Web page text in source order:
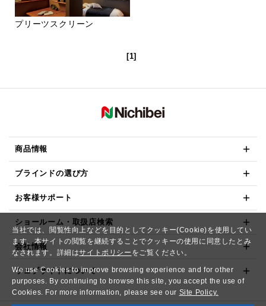
当社では、閲覧性向上などを目的としてクッキー(Cookie)を使用してい
ます。本サイトの閲覧を継続することでクッキーの使用に同意したとみ
なされます。詳細はサイトポリシー をご覧ください。
We use Cookies to improve browsing experience and for other
purposes. By continuing to browse this site, you accept the use of
Cookies. For more information, please see our Site Policy.
プリーツスクリーン
[1]
商品情報
ブラインドの選び方
お客様サポート
ショールーム・取扱店検索
会社情報
ウェブサイトについて